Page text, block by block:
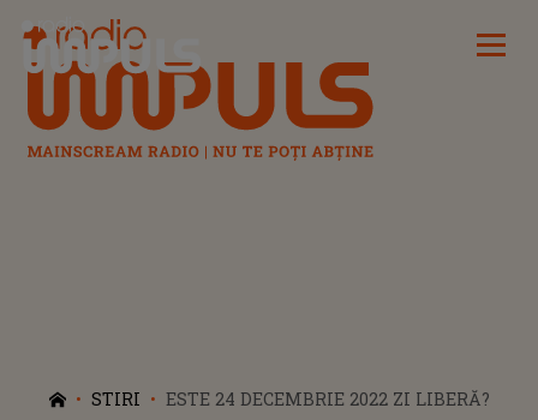
Radio Impuls
STIRI ESTE 24 DECEMBRIE 2022 ZI LIBERĂ?